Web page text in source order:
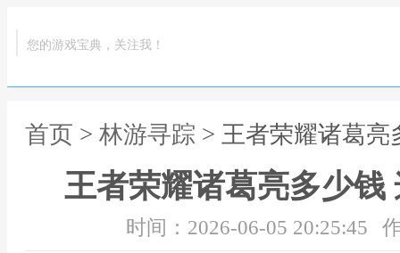
您的游戏宝典，关注我！
首页 > 林游寻踪 > 王者荣耀诸葛
王者荣耀诸葛亮多少钱
时间：2026-06-05 20:25:45